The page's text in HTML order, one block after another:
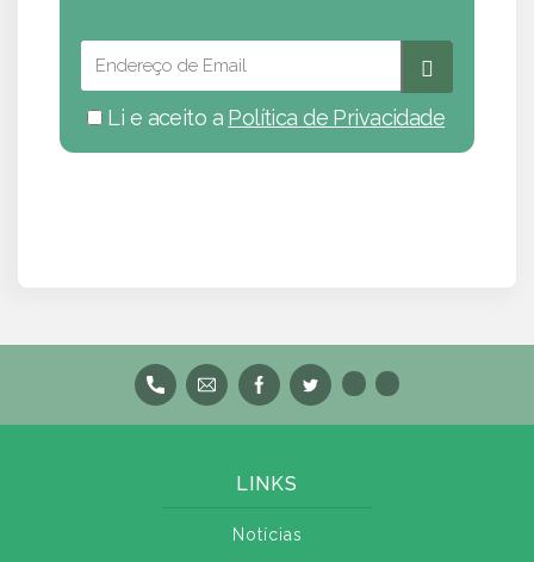
Li e aceito a Política de Privacidade
LINKS
Notícias